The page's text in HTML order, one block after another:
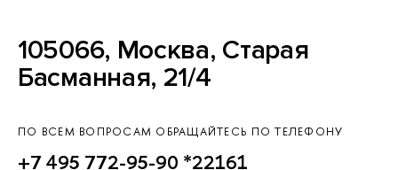
105066, Москва, Старая
Басманная, 21/4
ПО ВСЕМ ВОПРОСАМ ОБРАЩАЙТЕСЬ ПО ТЕЛЕФОНУ
+7 495 772-95-90 *22161